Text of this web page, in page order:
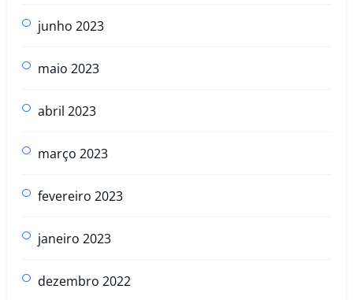
junho 2023
maio 2023
abril 2023
março 2023
fevereiro 2023
janeiro 2023
dezembro 2022